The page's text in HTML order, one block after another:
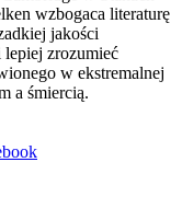
wzbogaca literaturę
jakości
zrozumieć
w ekstremalnej
a śmiercią.